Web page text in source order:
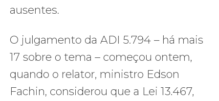
ausentes.
O julgamento da ADI 5.794 – há mais
17 sobre o tema – começou ontem,
quando o relator, ministro Edson
Fachin, considerou que a Lei 13.467,